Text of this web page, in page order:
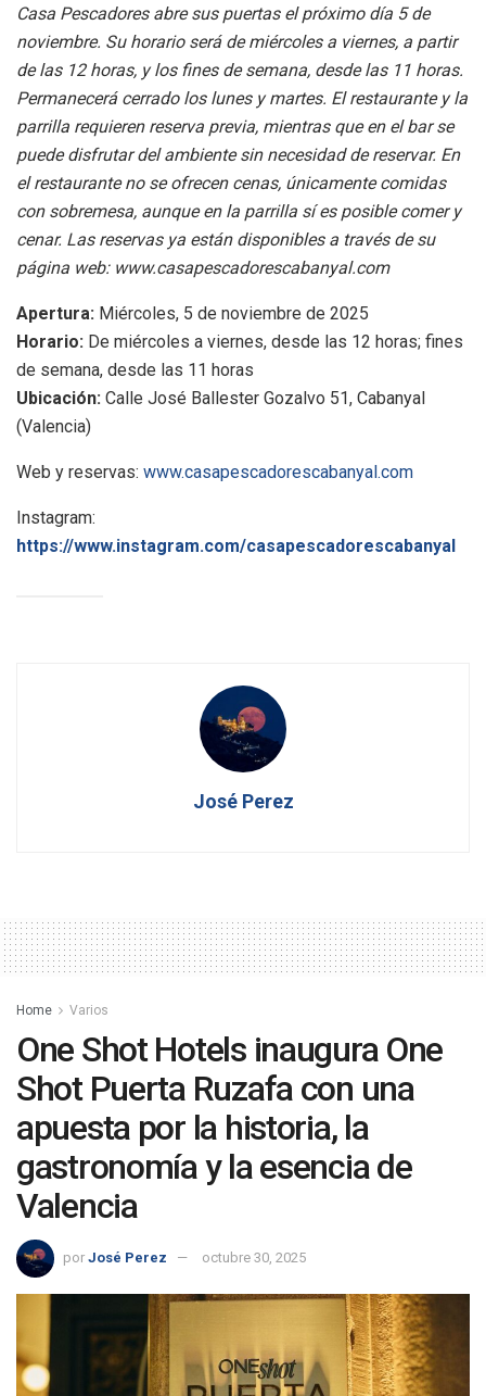
Casa Pescadores abre sus puertas el próximo día 5 de
noviembre. Su horario será de miércoles a viernes, a partir
de las 12 horas, y los fines de semana, desde las 11 horas.
Permanecerá cerrado los lunes y martes. El restaurante y la
parrilla requieren reserva previa, mientras que en el bar se
puede disfrutar del ambiente sin necesidad de reservar. En
el restaurante no se ofrecen cenas, únicamente comidas
con sobremesa, aunque en la parrilla sí es posible comer y
cenar. Las reservas ya están disponibles a través de su
página web: www.casapescadorescabanyal.com
Apertura: Miércoles, 5 de noviembre de 2025
Horario: De miércoles a viernes, desde las 12 horas; fines
de semana, desde las 11 horas
Ubicación: Calle José Ballester Gozalvo 51, Cabanyal
(Valencia)
Web y reservas: www.casapescadorescabanyal.com
Instagram:
https://www.instagram.com/casapescadorescabanyal
José Perez
Home Varios
One Shot Hotels inaugura One
Shot Puerta Ruzafa con una
apuesta por la historia, la
gastronomía y la esencia de
Valencia
por José Perez octubre 30, 2025